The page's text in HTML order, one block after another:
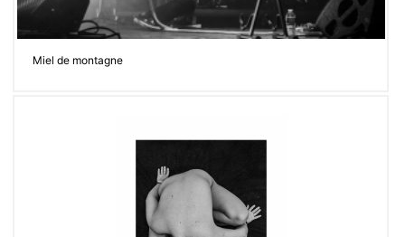
Miel de montagne